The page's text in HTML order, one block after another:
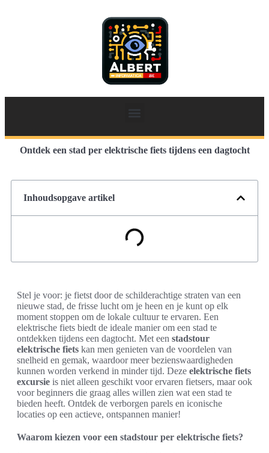
Ontdek een stad per elektrische fiets tijdens een dagtocht
Inhoudsopgave artikel
Stel je voor: je fietst door de schilderachtige straten van een
nieuwe stad, de frisse lucht om je heen en je kunt op elk
moment stoppen om de lokale cultuur te ervaren. Een
elektrische fiets biedt de ideale manier om een stad te
ontdekken tijdens een dagtocht. Met een stadstour
elektrische fiets kan men genieten van de voordelen van
snelheid en gemak, waardoor meer bezienswaardigheden
kunnen worden verkend in minder tijd. Deze elektrische fiets
excursie is niet alleen geschikt voor ervaren fietsers, maar ook
voor beginners die graag alles willen zien wat een stad te
bieden heeft. Ontdek de verborgen parels en iconische
locaties op een actieve, ontspannen manier!
Waarom kiezen voor een stadstour per elektrische fiets?